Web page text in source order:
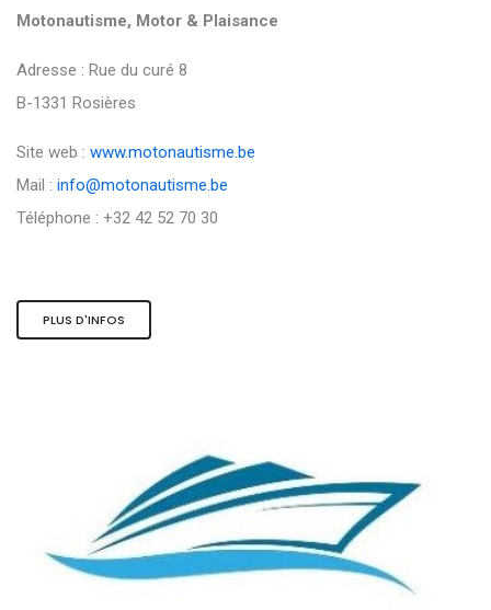
Motonautisme, Motor & Plaisance
Adresse : Rue du curé 8
B-1331 Rosières
Site web : www.motonautisme.be
Mail : info@motonautisme.be
Téléphone : +32 42 52 70 30
PLUS D'INFOS